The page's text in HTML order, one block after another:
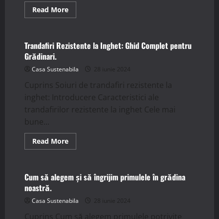
Read MoreRead
more
tot
ce
știți
această
procedură
medicală.
Stiri
Trandafiri Rezistente la Inghet: Ghid Complet pentru
Grădinari.
Casa Sustenabila 28 iunie 2024
Cuprins Soiuri de trandafiri rezistente la
inghet: Introducere Caracteristici ale
trandafirilor rezistente la inghet Cele mai
bune...
Read MoreRead
more
la
Inghet:
Complet
pentru
Stiri
Cum să alegem și să îngrijim primulele în grădina
noastră.
Casa Sustenabila 28 iunie 2024
Cuprins Cum să alegem primulele potrivite